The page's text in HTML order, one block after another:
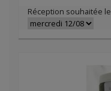
Réception souhaitée le